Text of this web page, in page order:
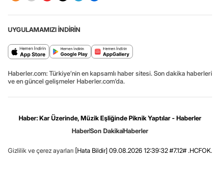
UYGULAMAMIZI İNDİRİN
Haberler.com: Türkiye’nin en kapsamlı haber sitesi. Son dakika haberleri
ve en güncel gelişmeler Haberler.com’da.
Haber: Kar Üzerinde, Müzik Eşliğinde Piknik Yaptılar - Haberler
HaberSon DakikaHaberler
Gizlilik ve çerez ayarları [Hata Bildir] 09.08.2026 12:39:32 #7.12# .HCFOK.